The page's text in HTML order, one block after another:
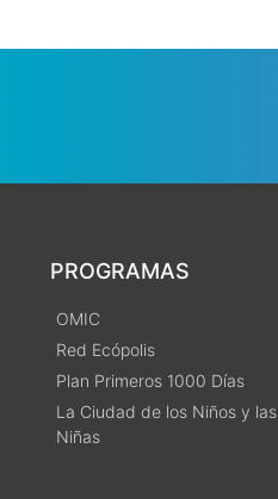
PROGRAMAS
OMIC
Red Ecópolis
Plan Primeros 1000 Días
La Ciudad de los Niños y las
Niñas